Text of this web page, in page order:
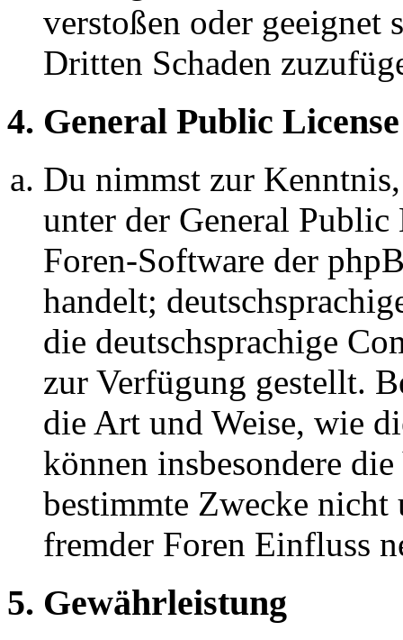
verstoßen oder geeignet
Dritten Schaden
4. General Public License
Du nimmst zur
unter der General
Foren-Software der
handelt;
die deutschsprachige
zur Verfügung gestellt.
die Art und Weise, wie
können insbesondere
bestimmte Zwecke nicht
fremder Foren Einfluss
5. Gewährleistung